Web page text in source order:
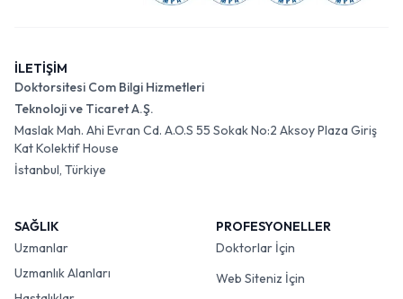
İLETİŞİM
Doktorsitesi Com Bilgi Hizmetleri
Teknoloji ve Ticaret A.Ş.
Maslak Mah. Ahi Evran Cd. A.O.S 55 Sokak No:2 Aksoy Plaza Giriş
Kat Kolektif House
İstanbul, Türkiye
SAĞLIK
Uzmanlar
Uzmanlık Alanları
PROFESYONELLER
Doktorlar İçin
Web Siteniz İçin